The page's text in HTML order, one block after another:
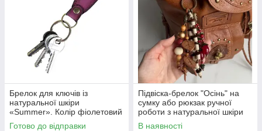
Брелок для ключів із
натуральної шкіри
«Summer». Колір фіолетовий
Готово до відправки
Підвіска-брелок "Осінь" на
сумку або рюкзак ручної
роботи з натуральної шкіри
та намистин
В наявності